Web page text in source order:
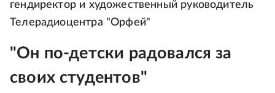
гендиректор и художественный руководитель
Телерадиоцентра "Орфей"
"Он по-детски радовался за
своих студентов"